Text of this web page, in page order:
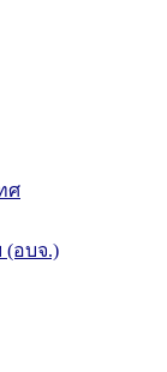
ศ
(อบจ.)